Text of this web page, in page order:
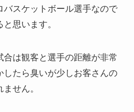
バスケットボール選手なので
思います。
合は観客と選手の距離が非常
したら臭いが少しお客さんの
せん。